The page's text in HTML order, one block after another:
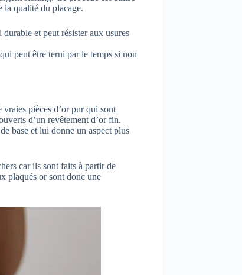
la qualité du placage.
et peut résister aux usures
peut être terni par le temps si non
pièces d’or pur qui sont
d’un revêtement d’or fin.
base et lui donne un aspect plus
car ils sont faits à partir de
plaqués or sont donc une